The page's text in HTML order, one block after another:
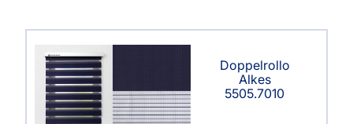
Doppelrollo
Alkes
5505.7010